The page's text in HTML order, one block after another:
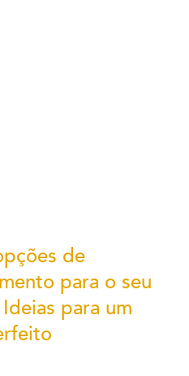
de
para o seu
para um